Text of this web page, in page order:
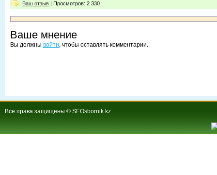
Ваш отзыв | Просмотров: 2 330
Ваше мнение
Вы должны войти, чтобы оставлять комментарии.
Все права защищены © SEOsbornik.kz